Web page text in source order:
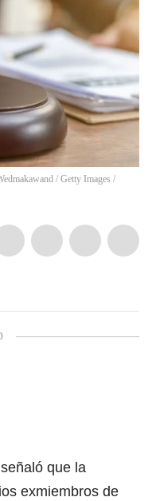
/ Getty Images /
que la
exmiembros de